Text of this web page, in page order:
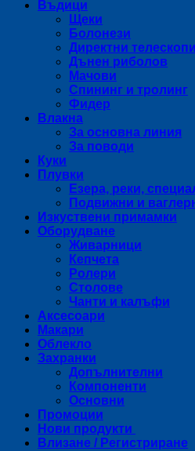
Въдици
Щеки
Болонези
Директни телескопи
Дънен риболов
Мачови
Спининг и тролинг
Фидер
Влакна
За основна линия
За поводи
Куки
Плувки
Езера, реки,
Подвижни и
Изкуствени примамки
Оборудване
Живарници
Кепчета
Ролери
Столове
Чанти и калъфи
Аксесоари
Макари
Облекло
Захранки
Допълнителни
Компоненти
Основни
Промоции
Нови продукти
Влизане / Регистриране